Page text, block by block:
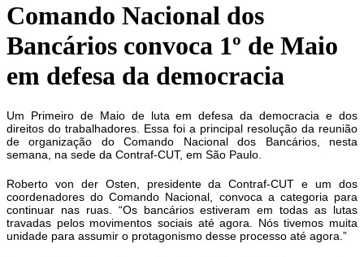
Comando Nacional dos
Bancários convoca 1º de Maio
em defesa da democracia
Um Primeiro de Maio de luta em defesa da democracia e dos
direitos do trabalhadores. Essa foi a principal resolução da reunião
de organização do Comando Nacional dos Bancários, nesta
semana, na sede da Contraf-CUT, em São Paulo.
Roberto von der Osten, presidente da Contraf-CUT e um dos
coordenadores do Comando Nacional, convoca a categoria para
continuar nas ruas. “Os bancários estiveram em todas as lutas
travadas pelos movimentos sociais até agora. Nós tivemos muita
unidade para assumir o protagonismo desse processo até agora.”